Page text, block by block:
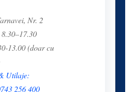
Nr. 2
13.00 (doar cu
Utilaje:
256 400